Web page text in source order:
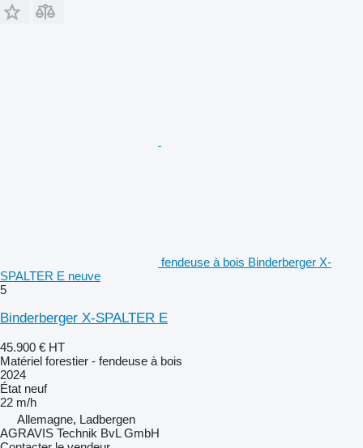
fendeuse à bois Binderberger X-
SPALTER E neuve
5
Binderberger X-SPALTER E
45.900 € HT
Matériel forestier - fendeuse à bois
2024
État neuf
22 m/h
Allemagne, Ladbergen
AGRAVIS Technik BvL GmbH